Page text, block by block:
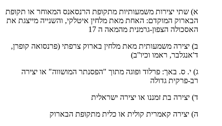
א) שתי יצירות משמעותיות מתקופת הרנסאנס המאוחר או תקופת
הבארוק המוקדם: האחת מאת מלחין איטלקי, והשנייה מייצגת את
האסכולה הצפון-גרמנית מהמאה ה 17
ב) יצירה משמעותית מאת מלחין בארוק צרפתי (פרנסואה קופרן,
ד'אנגלבר, ראמו וכיו''ב)
ג) י. ס. באך: פרלוד ופוגה מתוך "הפסנתר המושווה" או יצירה
רב-פרקית גדולה
ד) יצירה בת זמננו או יצירה ישראלית
ה) יצירה קאמרית קולית או כלית מתקופת הבארוק